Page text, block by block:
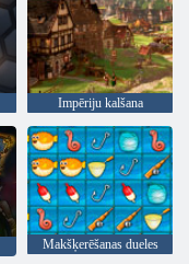
Impēriju kalšana
Makšķerēšanas dueles